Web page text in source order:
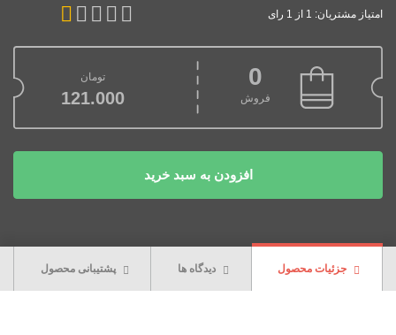
امتیاز مشتریان: 1 از 1 رای
0
فروش
تومان
121.000
افزودن به سبد خرید
جزئیات محصول دیدگاه ها پشتیبانی محصول